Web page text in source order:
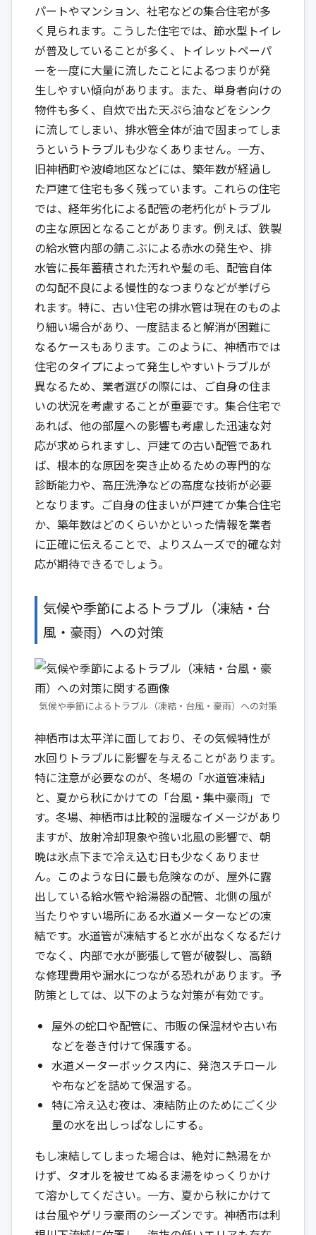
パートやマンション、社宅などの集合住宅が多
く見られます。こうした住宅では、節水型トイレ
が普及していることが多く、トイレットペーパ
ーを一度に大量に流したことによるつまりが発
生しやすい傾向があります。また、単身者向けの
物件も多く、自炊で出た天ぷら油などをシンク
に流してしまい、排水管全体が油で固まってしま
うというトラブルも少なくありません。一方、
旧神栖町や波崎地区などには、築年数が経過し
た戸建て住宅も多く残っています。これらの住宅
では、経年劣化による配管の老朽化がトラブル
の主な原因となることがあります。例えば、鉄製
の給水管内部の錆こぶによる赤水の発生や、排
水管に長年蓄積された汚れや髪の毛、配管自体
の勾配不良による慢性的なつまりなどが挙げら
れます。特に、古い住宅の排水管は現在のものよ
り細い場合があり、一度詰まると解消が困難に
なるケースもあります。このように、神栖市では
住宅のタイプによって発生しやすいトラブルが
異なるため、業者選びの際には、ご自身の住ま
いの状況を考慮することが重要です。集合住宅で
あれば、他の部屋への影響も考慮した迅速な対
応が求められますし、戸建ての古い配管であれ
ば、根本的な原因を突き止めるための専門的な
診断能力や、高圧洗浄などの高度な技術が必要
となります。ご自身の住まいが戸建てか集合住宅
か、築年数はどのくらいかといった情報を業者
に正確に伝えることで、よりスムーズで的確な対
応が期待できるでしょう。
気候や季節によるトラブル（凍結・台
風・豪雨）への対策
気候や季節によるトラブル（凍結・台風・豪雨）への対策
神栖市は太平洋に面しており、その気候特性が
水回りトラブルに影響を与えることがあります。
特に注意が必要なのが、冬場の「水道管凍結」
と、夏から秋にかけての「台風・集中豪雨」で
す。冬場、神栖市は比較的温暖なイメージがあり
ますが、放射冷却現象や強い北風の影響で、朝
晩は氷点下まで冷え込む日も少なくありませ
ん。このような日に最も危険なのが、屋外に露
出している給水管や給湯器の配管、北側の風が
当たりやすい場所にある水道メーターなどの凍
結です。水道管が凍結すると水が出なくなるだけ
でなく、内部で水が膨張して管が破裂し、高額
な修理費用や漏水につながる恐れがあります。予
防策としては、以下のような対策が有効です。
屋外の蛇口や配管に、市販の保温材や古い布
などを巻き付けて保護する。
水道メーターボックス内に、発泡スチロール
や布などを詰めて保温する。
特に冷え込む夜は、凍結防止のためにごく少
量の水を出しっぱなしにする。
もし凍結してしまった場合は、絶対に熱湯をか
けず、タオルを被せてぬるま湯をゆっくりかけ
て溶かしてください。一方、夏から秋にかけて
は台風やゲリラ豪雨のシーズンです。神栖市は利